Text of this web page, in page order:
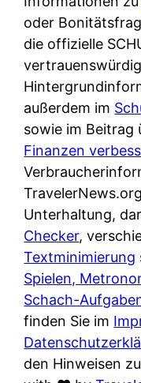
I
R
?
w
i
t
e
e
t
s
i
e
e
n
K
ü
c
h
e
n
t
i
s
c
h
e
n
d
e
oder
die offizielle
außerdem im
sowie im Beitrag
Finanzen
Unterhaltung,
Checker,
Textminimierung
Spielen,
Schach-
finden Sie im
den Hinweisen zu